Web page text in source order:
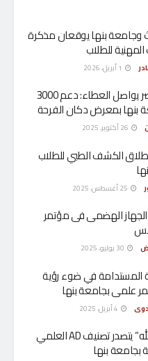
وجامعة بنها يوقعان مذكرة
المهنية للطلاب
صندوق تحيا مصر يواصل العطاء: دعم 3000
بنها بمعرض دكان الفرحة
الكشف الطبي للطلاب
الجهاز الهضمى فى مؤتمر
المستدامة في ضوء رؤية
“د. طه عوض الله” يتصدر تصنيف AD العلمي
بجامعة بنها